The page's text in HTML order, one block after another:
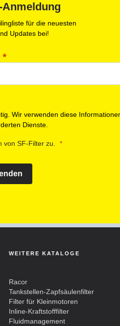
für die neuesten
Updates bei!
Wir verwenden diese
Dienste.
von SF-Filter zu.
WEITERE KATALOGE
Racor
Tankstellen-Zapfsäulenfilter
Filter für Kleinmotoren
Inline-Kraftstofffilter
Fluidmanagement